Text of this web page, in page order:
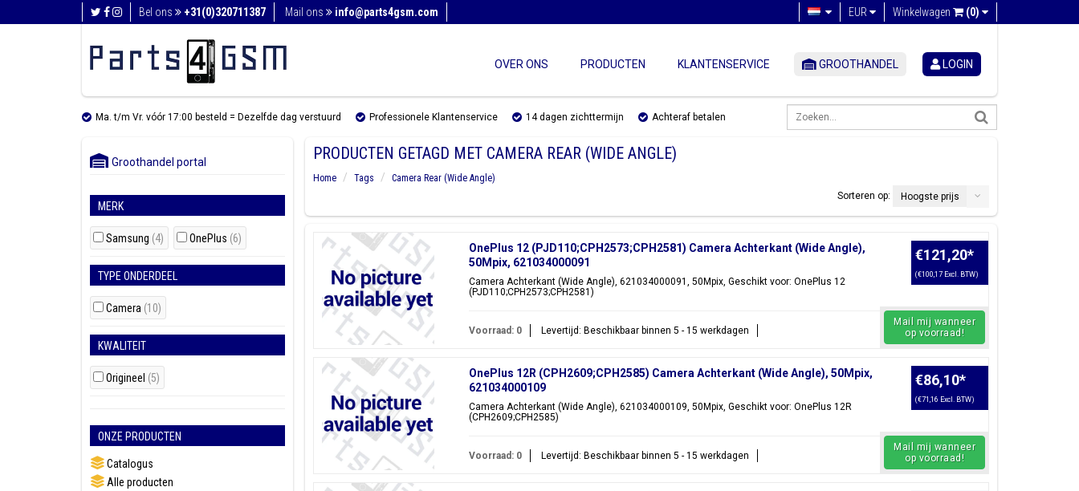
Bel ons +31(0)320711387 Mail ons info@parts4gsm.com Winkelwagen (0)
EUR
OVER ONS PRODUCTEN KLANTENSERVICE GROOTHANDEL LOGIN
Ma. t/m Vr. vóór 17:00 besteld = Dezelfde dag verstuurd Professionele Klantenservice 14 dagen zichttermijn Achteraf betalen
Groothandel portal
MERK
Samsung (4) OnePlus (6)
TYPE ONDERDEEL
Camera (10)
KWALITEIT
Origineel (5)
ONZE PRODUCTEN
Catalogus
Alle producten
PRODUCTEN GETAGD MET CAMERA REAR (WIDE ANGLE)
Home Tags
Camera Rear (Wide Angle)
Sorteren op:
Hoogste prijs
OnePlus 12 (PJD110;CPH2573;CPH2581) Camera Achterkant (Wide Angle),
50Mpix, 621034000091
Camera Achterkant (Wide Angle), 621034000091, 50Mpix, Geschikt voor: OnePlus 12
(PJD110;CPH2573;CPH2581)
€121,20*
(€100,17 Excl. BTW)
Voorraad: 0 Levertijd: Beschikbaar binnen 5 - 15 werkdagen
Mail mij wanneer
op voorraad!
OnePlus 12R (CPH2609;CPH2585) Camera Achterkant (Wide Angle), 50Mpix,
621034000109
Camera Achterkant (Wide Angle), 621034000109, 50Mpix, Geschikt voor: OnePlus 12R
(CPH2609;CPH2585)
€86,10*
(€71,16 Excl. BTW)
Voorraad: 0 Levertijd: Beschikbaar binnen 5 - 15 werkdagen
Mail mij wanneer
op voorraad!